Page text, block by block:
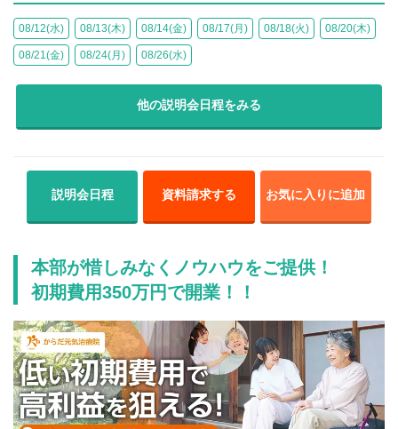
08/12(水) 08/13(木) 08/14(金) 08/17(月) 08/18(火) 08/20(木)
08/21(金) 08/24(月) 08/26(水)
他の説明会日程をみる
説明会日程 資料請求する お気に入りに追加
本部が惜しみなくノウハウをご提供！
初期費用350万円で開業！！